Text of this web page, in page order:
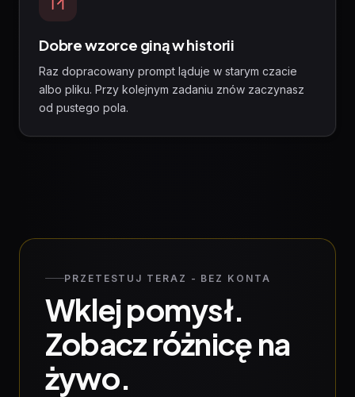
Dobre wzorce giną w historii
Raz dopracowany prompt ląduje w starym czacie
albo pliku. Przy kolejnym zadaniu znów zaczynasz
od pustego pola.
PRZETESTUJ TERAZ - BEZ KONTA
Wklej pomysł.
Zobacz różnicę na
żywo.